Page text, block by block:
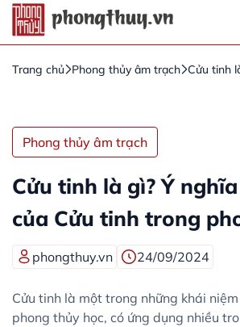
Trang chủ Phong thủy âm trạch Cửu tinh
Phong thủy âm trạch
Cửu tinh là gì? Ý
của Cửu tinh trong
phongthuy.vn 24/09/2024
Cửu tinh là một trong những khái
phong thủy học, có ứng dụng nhiều